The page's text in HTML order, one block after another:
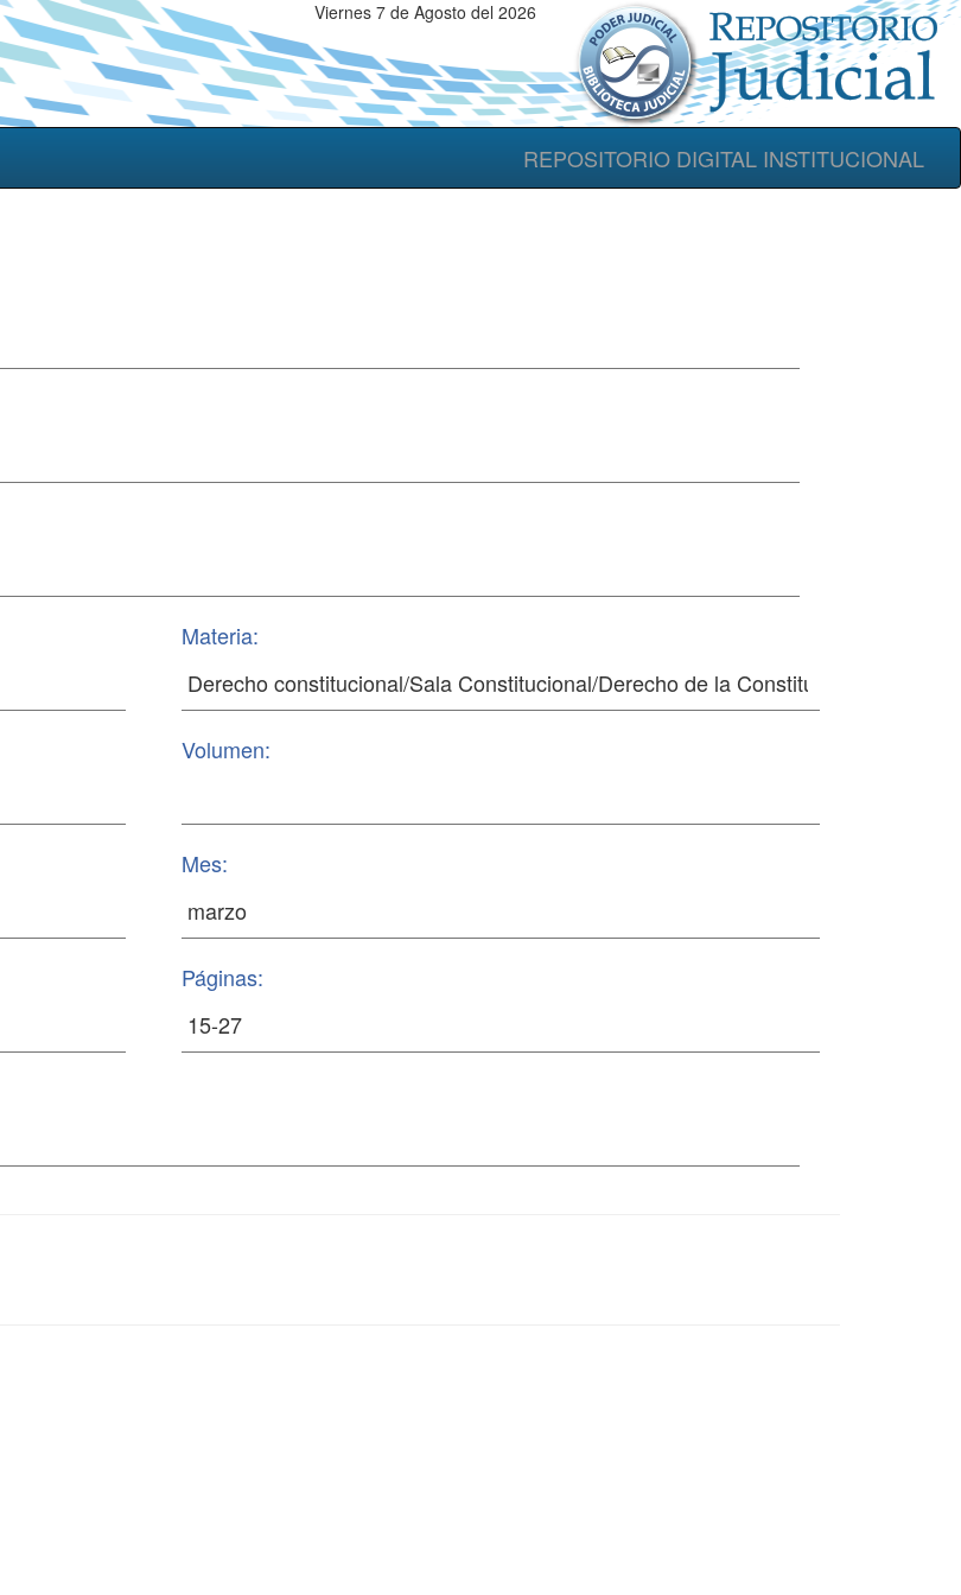
Viernes 7 de Agosto del 2026
REPOSITORIO DIGITAL INSTITUCIONAL
Materia:
Volumen:
Mes:
Páginas: